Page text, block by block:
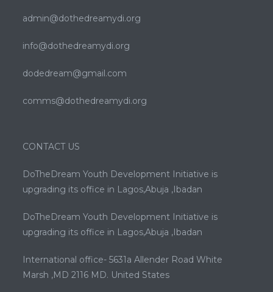
admin@dothedreamydi.org
info@dothedreamydi.org
dodedream@gmail.com
comms@dothedreamydi.org
CONTACT US
DoTheDream Youth Development Initiative is
upgrading its office in Lagos,Abuja ,Ibadan
DoTheDream Youth Development Initiative is
upgrading its office in Lagos,Abuja ,Ibadan
International office- 5631a Allender Road White
Marsh ,MD 2116 MD. United States